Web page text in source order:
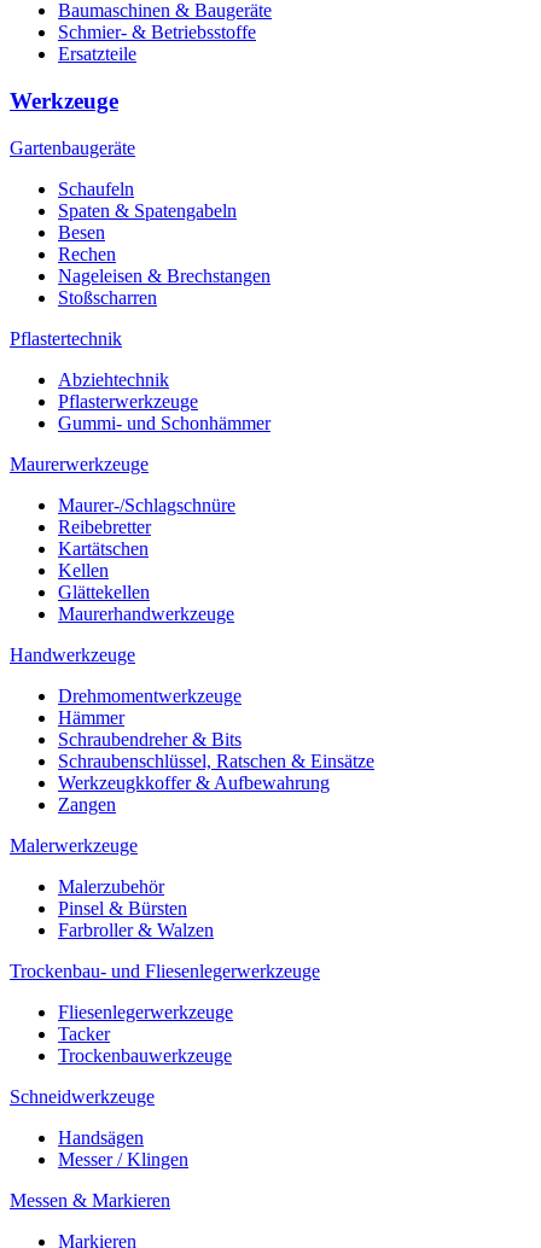
Baumaschinen & Baugeräte
Schmier- & Betriebsstoffe
Ersatzteile
Werkzeuge
Gartenbaugeräte
Schaufeln
Spaten & Spatengabeln
Besen
Rechen
Nageleisen & Brechstangen
Stoßscharren
Pflastertechnik
Abziehtechnik
Pflasterwerkzeuge
Gummi- und Schonhämmer
Maurerwerkzeuge
Maurer-/Schlagschnüre
Reibebretter
Kartätschen
Kellen
Glättekellen
Maurerhandwerkzeuge
Handwerkzeuge
Drehmomentwerkzeuge
Hämmer
Schraubendreher & Bits
Schraubenschlüssel, Ratschen & Einsätze
Werkzeugkkoffer & Aufbewahrung
Zangen
Malerwerkzeuge
Malerzubehör
Pinsel & Bürsten
Farbroller & Walzen
Trockenbau- und Fliesenlegerwerkzeuge
Fliesenlegerwerkzeuge
Tacker
Trockenbauwerkzeuge
Schneidwerkzeuge
Handsägen
Messer / Klingen
Messen & Markieren
Markieren